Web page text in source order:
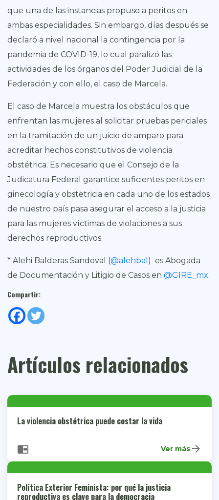
que una de las instancias propuso a peritos en
ambas especialidades. Sin embargo, días después se
declaró a nivel nacional la contingencia por la
pandemia de COVID-19, lo cual paralizó las
actividades de los órganos del Poder Judicial de la
Federación y con ello, el caso de Marcela.
El caso de Marcela muestra los obstáculos que
enfrentan las mujeres al solicitar pruebas periciales
en la tramitación de un juicio de amparo para
acreditar hechos constitutivos de violencia
obstétrica. Es necesario que el Consejo de la
Judicatura Federal garantice suficientes peritos en
ginecología y obstetricia en cada uno de los estados
de nuestro país pasa asegurar el acceso a la justicia
para las mujeres víctimas de violaciones a sus
derechos reproductivos.
* Alehi Balderas Sandoval (@alehbal ) es Abogada
de Documentación y Litigio de Casos en @GIRE_mx.
Compartir:
Artículos relacionados
La violencia obstétrica puede costar la vida
chrome_reader_mode Ver más arrow_forward
Política Exterior Feminista: por qué la justicia
reproductiva es clave para la democracia